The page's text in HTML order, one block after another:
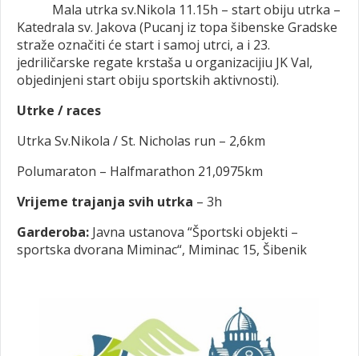
Mala utrka sv.Nikola 11.15h – start obiju utrka –
Katedrala sv. Jakova (Pucanj iz topa šibenske Gradske
straže označiti će start i samoj utrci, a i 23.
jedriličarske regate krstaša u organizacijiu JK Val,
objedinjeni start obiju sportskih aktivnosti).
Utrke / races
Utrka Sv.Nikola / St. Nicholas run – 2,6km
Polumaraton – Halfmarathon 21,0975km
Vrijeme trajanja svih utrka – 3h
Garderoba: Javna ustanova “Športski objekti –
sportska dvorana Miminac“, Miminac 15, Šibenik